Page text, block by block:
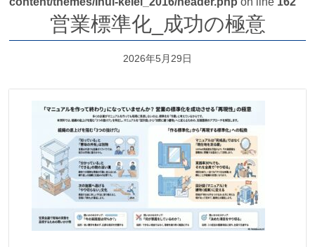
営業標準化_成功の極意
2026年5月29日